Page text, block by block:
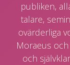
publiken,
talare,
ovärderliga
Moraeus
och